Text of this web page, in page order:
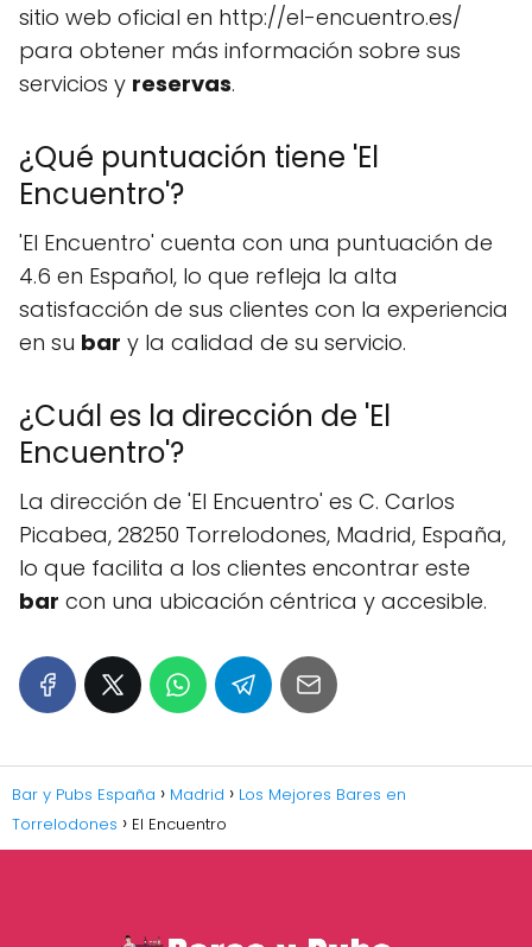
sitio web oficial en http://el-encuentro.es/
para obtener más información sobre sus
servicios y reservas.
¿Qué puntuación tiene 'El
Encuentro'?
'El Encuentro' cuenta con una puntuación de
4.6 en Español, lo que refleja la alta
satisfacción de sus clientes con la experiencia
en su bar y la calidad de su servicio.
¿Cuál es la dirección de 'El
Encuentro'?
La dirección de 'El Encuentro' es C. Carlos
Picabea, 28250 Torrelodones, Madrid, España,
lo que facilita a los clientes encontrar este
bar con una ubicación céntrica y accesible.
Bar y Pubs España Madrid
Los Mejores Bares en
Torrelodones
El Encuentro